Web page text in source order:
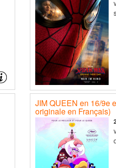
JIM QUEEN en 16/9e
originale en Français)